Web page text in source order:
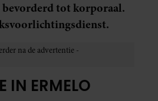
bevorderd tot korporaal.
IN ERMELO